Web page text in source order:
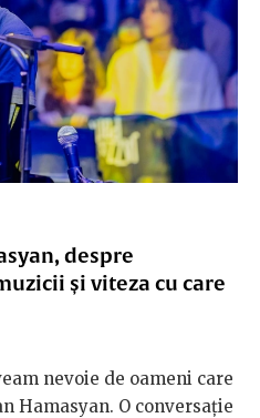
despre
și viteza cu care
nevoie de oameni care
Hamasyan. O conversație